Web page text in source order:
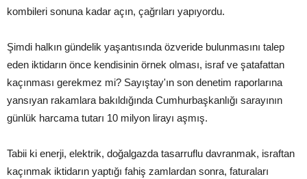
kombileri sonuna kadar açın, çağrıları yapıyordu.
Şimdi halkın gündelik yaşantısında özveride bulunmasını talep
eden iktidarın önce kendisinin örnek olması, israf ve şatafattan
kaçınması gerekmez mi? Sayıştay'ın son denetim raporlarına
yansıyan rakamlara bakıldığında Cumhurbaşkanlığı sarayının
günlük harcama tutarı 10 milyon lirayı aşmış.
Tabii ki enerji, elektrik, doğalgazda tasarruflu davranmak, israftan
kaçınmak iktidarın yaptığı fahiş zamlardan sonra, faturaları